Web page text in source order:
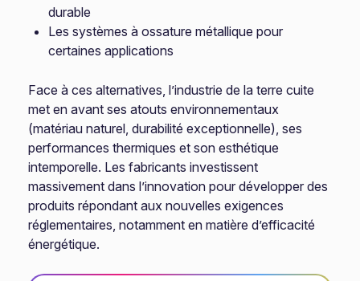
durable
Les systèmes à ossature métallique pour
certaines applications
Face à ces alternatives, l’industrie de la terre cuite
met en avant ses atouts environnementaux
(matériau naturel, durabilité exceptionnelle), ses
performances thermiques et son esthétique
intemporelle. Les fabricants investissent
massivement dans l’innovation pour développer des
produits répondant aux nouvelles exigences
réglementaires, notamment en matière d’efficacité
énergétique.